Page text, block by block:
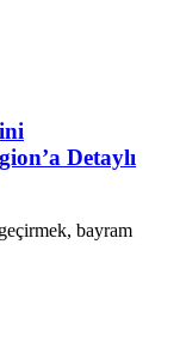
Detaylı
bayram